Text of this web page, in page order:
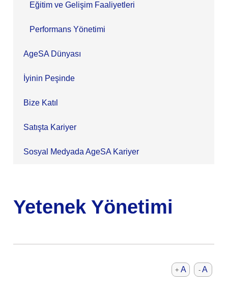
Eğitim ve Gelişim Faaliyetleri
Performans Yönetimi
AgeSA Dünyası
İyinin Peşinde
Bize Katıl
Satışta Kariyer
Sosyal Medyada AgeSA Kariyer
Yetenek Yönetimi
-A
+ A